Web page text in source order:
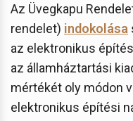
Az Üvegkapu
rendelet) indokolása
az elektronikus
az államháztartási
mértékét oly módon
elektronikus építési